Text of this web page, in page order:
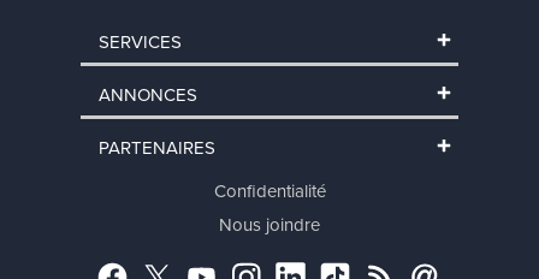
SERVICES
ANNONCES
PARTENAIRES
Confidentialité
Nous joindre
Facebook
TwitterYouTubeInstagram
LinkedInTikTokRSS Abonnement